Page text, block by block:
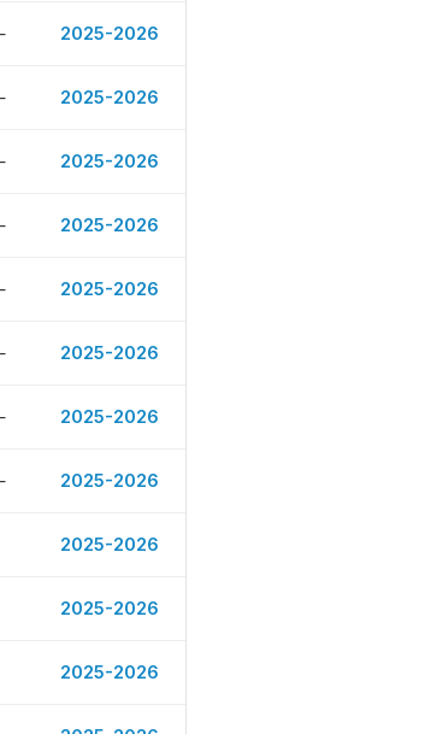
2025-2026
2025-2026
2025-2026
2025-2026
2025-2026
2025-2026
2025-2026
2025-2026
2025-2026
2025-2026
2025-2026